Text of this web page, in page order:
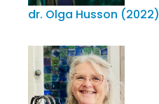
dr. Olga Husson (2022)